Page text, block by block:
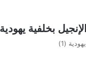
بخلفية يهودية
(1)